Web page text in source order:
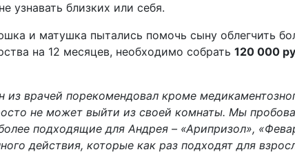
узнавать близких или себя.
и матушка пытались помочь сыну облегчить
на 12 месяцев, необходимо собрать 120 000
из врачей порекомендовал кроме
не может выйти из своей комнаты. Мы
подходящие для Андрея – «Арипризол»,
действия, которые как раз подходят для